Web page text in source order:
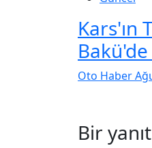
Kars'ın
Bakü'de
Oto Haber
Bir